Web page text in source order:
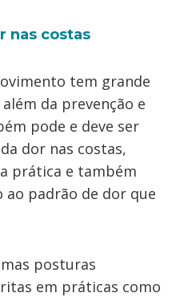
nas costas
tem grande
da prevenção e
pode e deve ser
dor nas costas,
prática e também
ao padrão de dor que
posturas
em práticas como